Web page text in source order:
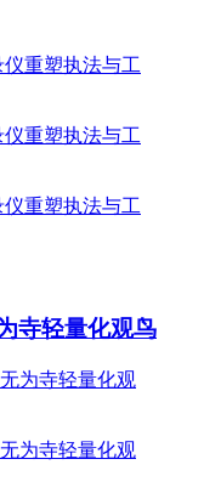
寺轻量化观鸟